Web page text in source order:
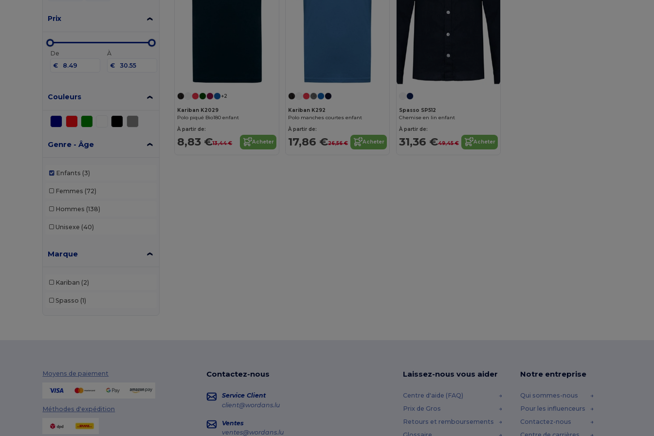
Prix
De
€
À
€
Couleurs
Genre - Âge
Enfants (3)
Femmes (72)
Hommes (138)
Unisexe (40)
Marque
Kariban (2)
Spasso (1)
+2
Kariban K2029
Polo piqué Bio180 enfant
À partir de:
8,83 €13,44 € Acheter
Kariban K292
Polo manches courtes enfant
À partir de:
17,86 €26,56 € Acheter
Spasso SP512
Chemise en lin enfant
À partir de:
31,36 €49,45 € Acheter
Moyens de paiement
Méthodes d'expédition
Contactez-nous
Service Client
client@wordans.lu
Ventes
ventes@wordans.lu
Laissez-nous vous aider
Centre d'aide (FAQ)
Prix de Gros
Retours et remboursements
Notre entreprise
Qui sommes-nous
Pour les influenceurs
Contactez-nous